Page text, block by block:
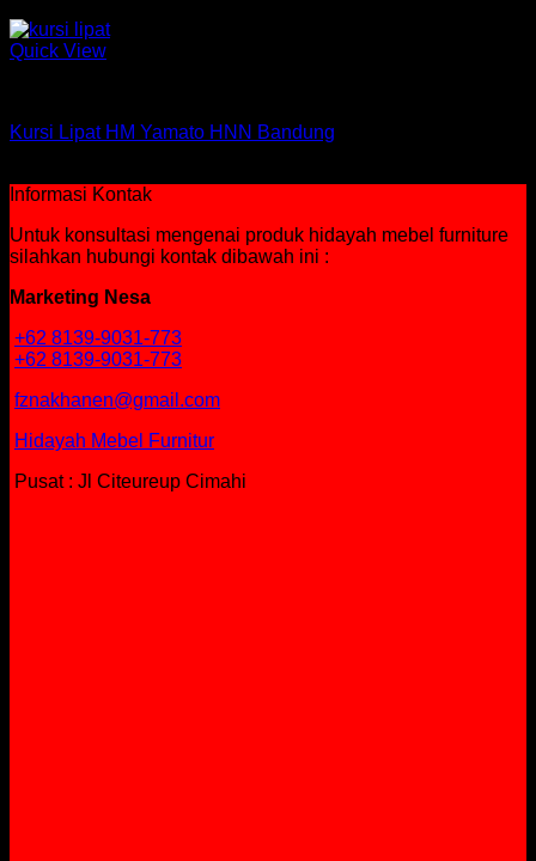
Quick View
Kursi Lipat HM Yamato HNN Bandung
Informasi Kontak
Untuk konsultasi mengenai produk hidayah mebel furniture
silahkan hubungi kontak dibawah ini :
Marketing Nesa
+62 8139-9031-773
+62 8139-9031-773
fznakhanen@gmail.com
Hidayah Mebel Furnitur
Pusat : Jl Citeureup Cimahi